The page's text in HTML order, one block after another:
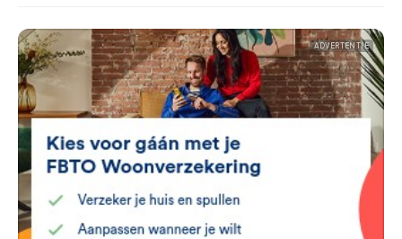
ADVERTENTIE